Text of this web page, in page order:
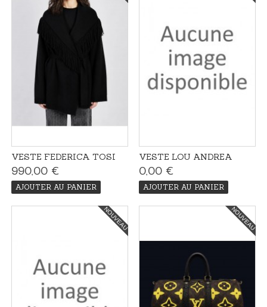
VESTE FEDERICA TOSI
990,00 €
AJOUTER AU PANIER
VESTE LOU ANDREA
0,00 €
AJOUTER AU PANIER
NOUVEAU NOUVEAU